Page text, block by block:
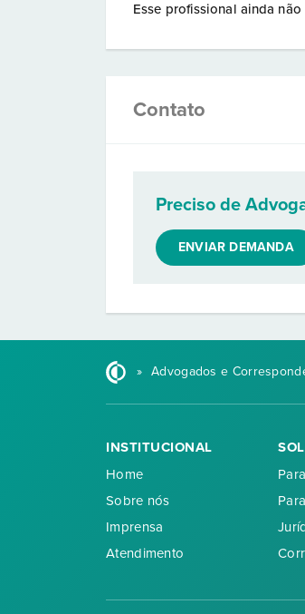
Esse profissional ainda
Contato
Preciso de
ENVIAR DEMANDA
» Advogados e
INSTITUCIONAL
Home
Sobre nós
Imprensa
Atendimento